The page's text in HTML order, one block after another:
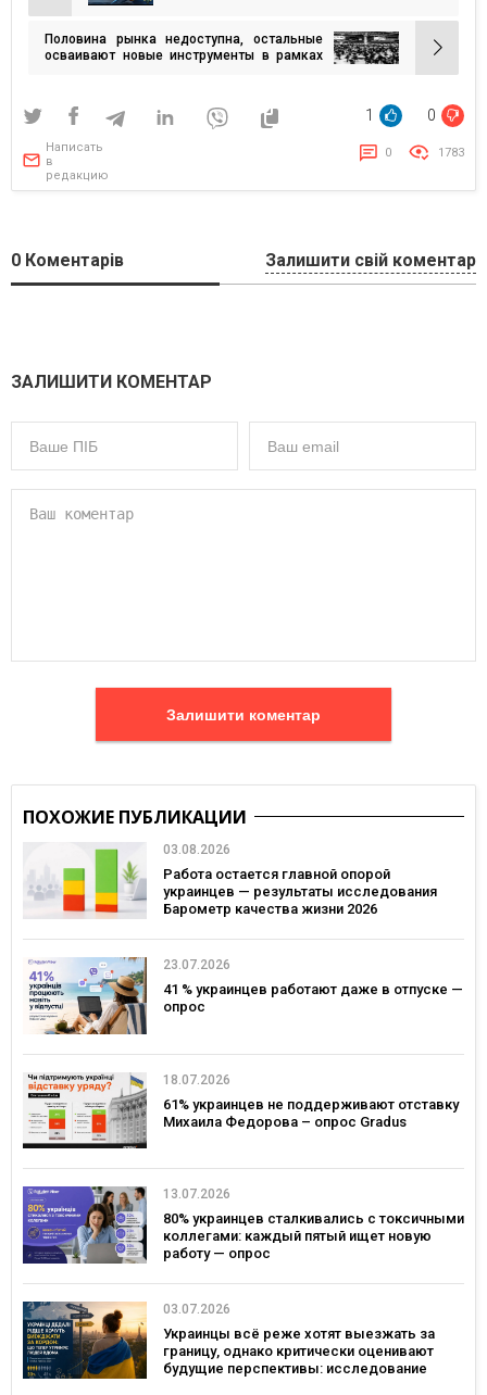
по
записям
Половина рынка недоступна, остальные
осваивают новые инструменты в рамках
1 0
Написать
в
редакцию
0 1783
0 Коментарів Залишити свій коментар
ЗАЛИШИТИ КОМЕНТАР
Залишити коментар
ПОХОЖИЕ ПУБЛИКАЦИИ
03.08.2026
Работа остается главной опорой
украинцев — результаты исследования
Барометр качества жизни 2026
23.07.2026
41 % украинцев работают даже в отпуске —
опрос
18.07.2026
61% украинцев не поддерживают отставку
Михаила Федорова – опрос Gradus
13.07.2026
80% украинцев сталкивались с токсичными
коллегами: каждый пятый ищет новую
работу — опрос
03.07.2026
Украинцы всё реже хотят выезжать за
границу, однако критически оценивают
будущие перспективы: исследование